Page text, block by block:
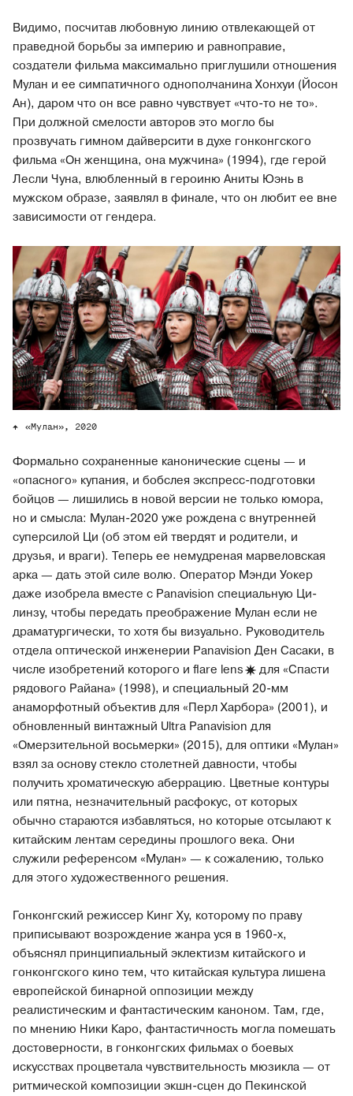
Видимо, посчитав любовную линию отвлекающей от
праведной борьбы за империю и равноправие,
создатели фильма максимально приглушили отношения
Мулан и ее симпатичного однополчанина Хонхуи (Йосон
Ан), даром что он все равно чувствует «что-то не то».
При должной смелости авторов это могло бы
прозвучать гимном дайверсити в духе гонконгского
фильма «Он женщина, она мужчина» (1994), где герой
Лесли Чуна, влюбленный в героиню Аниты Юэнь в
мужском образе, заявлял в финале, что он любит ее вне
зависимости от гендера.
«Мулан», 2020
Формально сохраненные канонические сцены — и
«опасного» купания, и бобслея экспресс-подготовки
бойцов — лишились в новой версии не только юмора,
но и смысла: Мулан-2020 уже рождена с внутренней
суперсилой Ци (об этом ей твердят и родители, и
друзья, и враги). Теперь ее немудреная марвеловская
арка — дать этой силе волю. Оператор Мэнди Уокер
даже изобрела вместе с Panavision специальную Ци-
линзу, чтобы передать преображение Мулан если не
драматургически, то хотя бы визуально. Руководитель
отдела оптической инженерии Panavision Ден Сасаки, в
числе изобретений которого и flare lens
для «Спасти
рядового Райана» (1998), и специальный 20-мм
анаморфотный объектив для «Перл Харбора» (2001), и
обновленный винтажный Ultra Panavision для
«Омерзительной восьмерки» (2015), для оптики «Мулан»
взял за основу стекло столетней давности, чтобы
получить хроматическую аберрацию. Цветные контуры
или пятна, незначительный расфокус, от которых
обычно стараются избавляться, но которые отсылают к
китайским лентам середины прошлого века. Они
служили референсом «Мулан» — к сожалению, только
для этого художественного решения.
Гонконгский режиссер Кинг Ху, которому по праву
приписывают возрождение жанра уся в 1960-х,
объяснял принципиальный эклектизм китайского и
гонконгского кино тем, что китайская культура лишена
европейской бинарной оппозиции между
реалистическим и фантастическим каноном. Там, где,
по мнению Ники Каро, фантастичность могла помешать
достоверности, в гонконгских фильмах о боевых
искусствах процветала чувствительность мюзикла — от
ритмической композиции экшн-сцен до Пекинской